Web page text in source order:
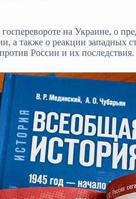
на Украине, о
а также о реакции
России и их последствия.